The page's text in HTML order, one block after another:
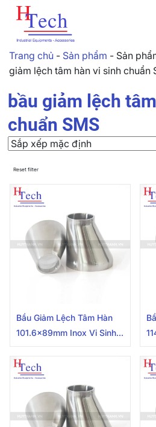
Trang chủ - Sản phẩm - Sản
giảm lệch tâm hàn vi sinh chuẩn
bầu giảm lệch
chuẩn SMS
Reset filter
Bầu Giảm Lệch Tâm Hàn
101.6x89mm Inox Vi Sinh